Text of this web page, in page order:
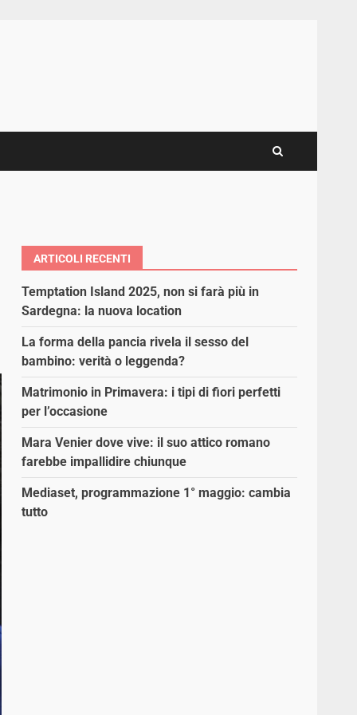
ARTICOLI RECENTI
Temptation Island 2025, non si farà più in
Sardegna: la nuova location
La forma della pancia rivela il sesso del
bambino: verità o leggenda?
Matrimonio in Primavera: i tipi di fiori perfetti
per l’occasione
Mara Venier dove vive: il suo attico romano
farebbe impallidire chiunque
Mediaset, programmazione 1° maggio: cambia
tutto